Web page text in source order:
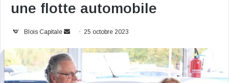
une flotte automobile
Blois Capitale
Envoyer
courriel
25 octobre 2023